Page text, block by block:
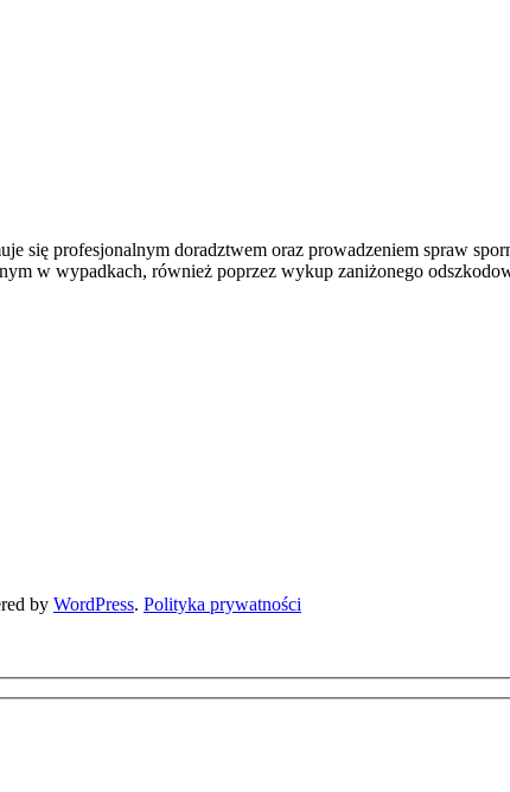
się profesjonalnym doradztwem oraz prowadzeniem spraw
w wypadkach, również poprzez wykup zaniżonego
by WordPress. Polityka prywatności